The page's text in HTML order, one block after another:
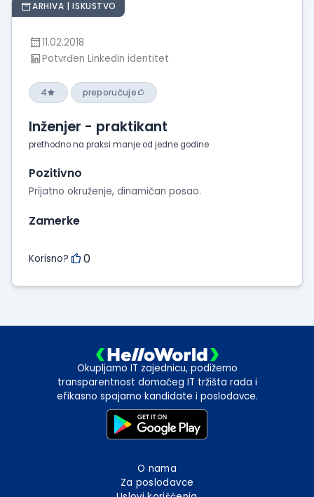
ARHIVA | ISKUSTVO
11.02.2018
Potvrđen Linkedin identitet
4 preporučuje
Inženjer - praktikant
prethodno na praksi manje od jedne godine
Pozitivno
Prijatno okruženje, dinamičan posao.
Zamerke
Korisno? 0
Okupljamo IT zajednicu, podižemo
transparentnost domaćeg IT tržišta rada i
efikasno spajamo kandidate i poslodavce.
O nama
Za poslodavce